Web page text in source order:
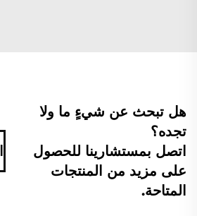
هل تبحث عن شيءٍ ما ولا
تجده؟
اتصل بمستشارينا للحصول
على مزيد من المنتجات
المتاحة.